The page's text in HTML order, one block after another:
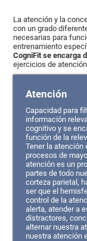
La atención y la
con un grado
necesarias para
entrenamiento
CogniFit se encarga
ejercicios de
Atención
Capacidad para
información
cognitivo y se
función de la
Tener la atención
procesos de
atención es un
partes de todo
corteza parietal,
ser que el
control de la
alerta, atender a
distractores,
alternar nuestra
nuestra atención